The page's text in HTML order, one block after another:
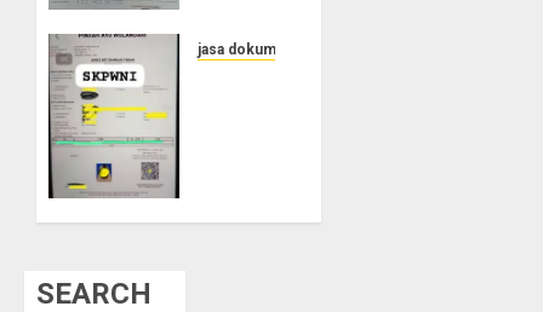
Cilacap
jasa dokumen
SEARCH